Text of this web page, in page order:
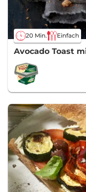
20 Min. Einfach
Avocado Toast